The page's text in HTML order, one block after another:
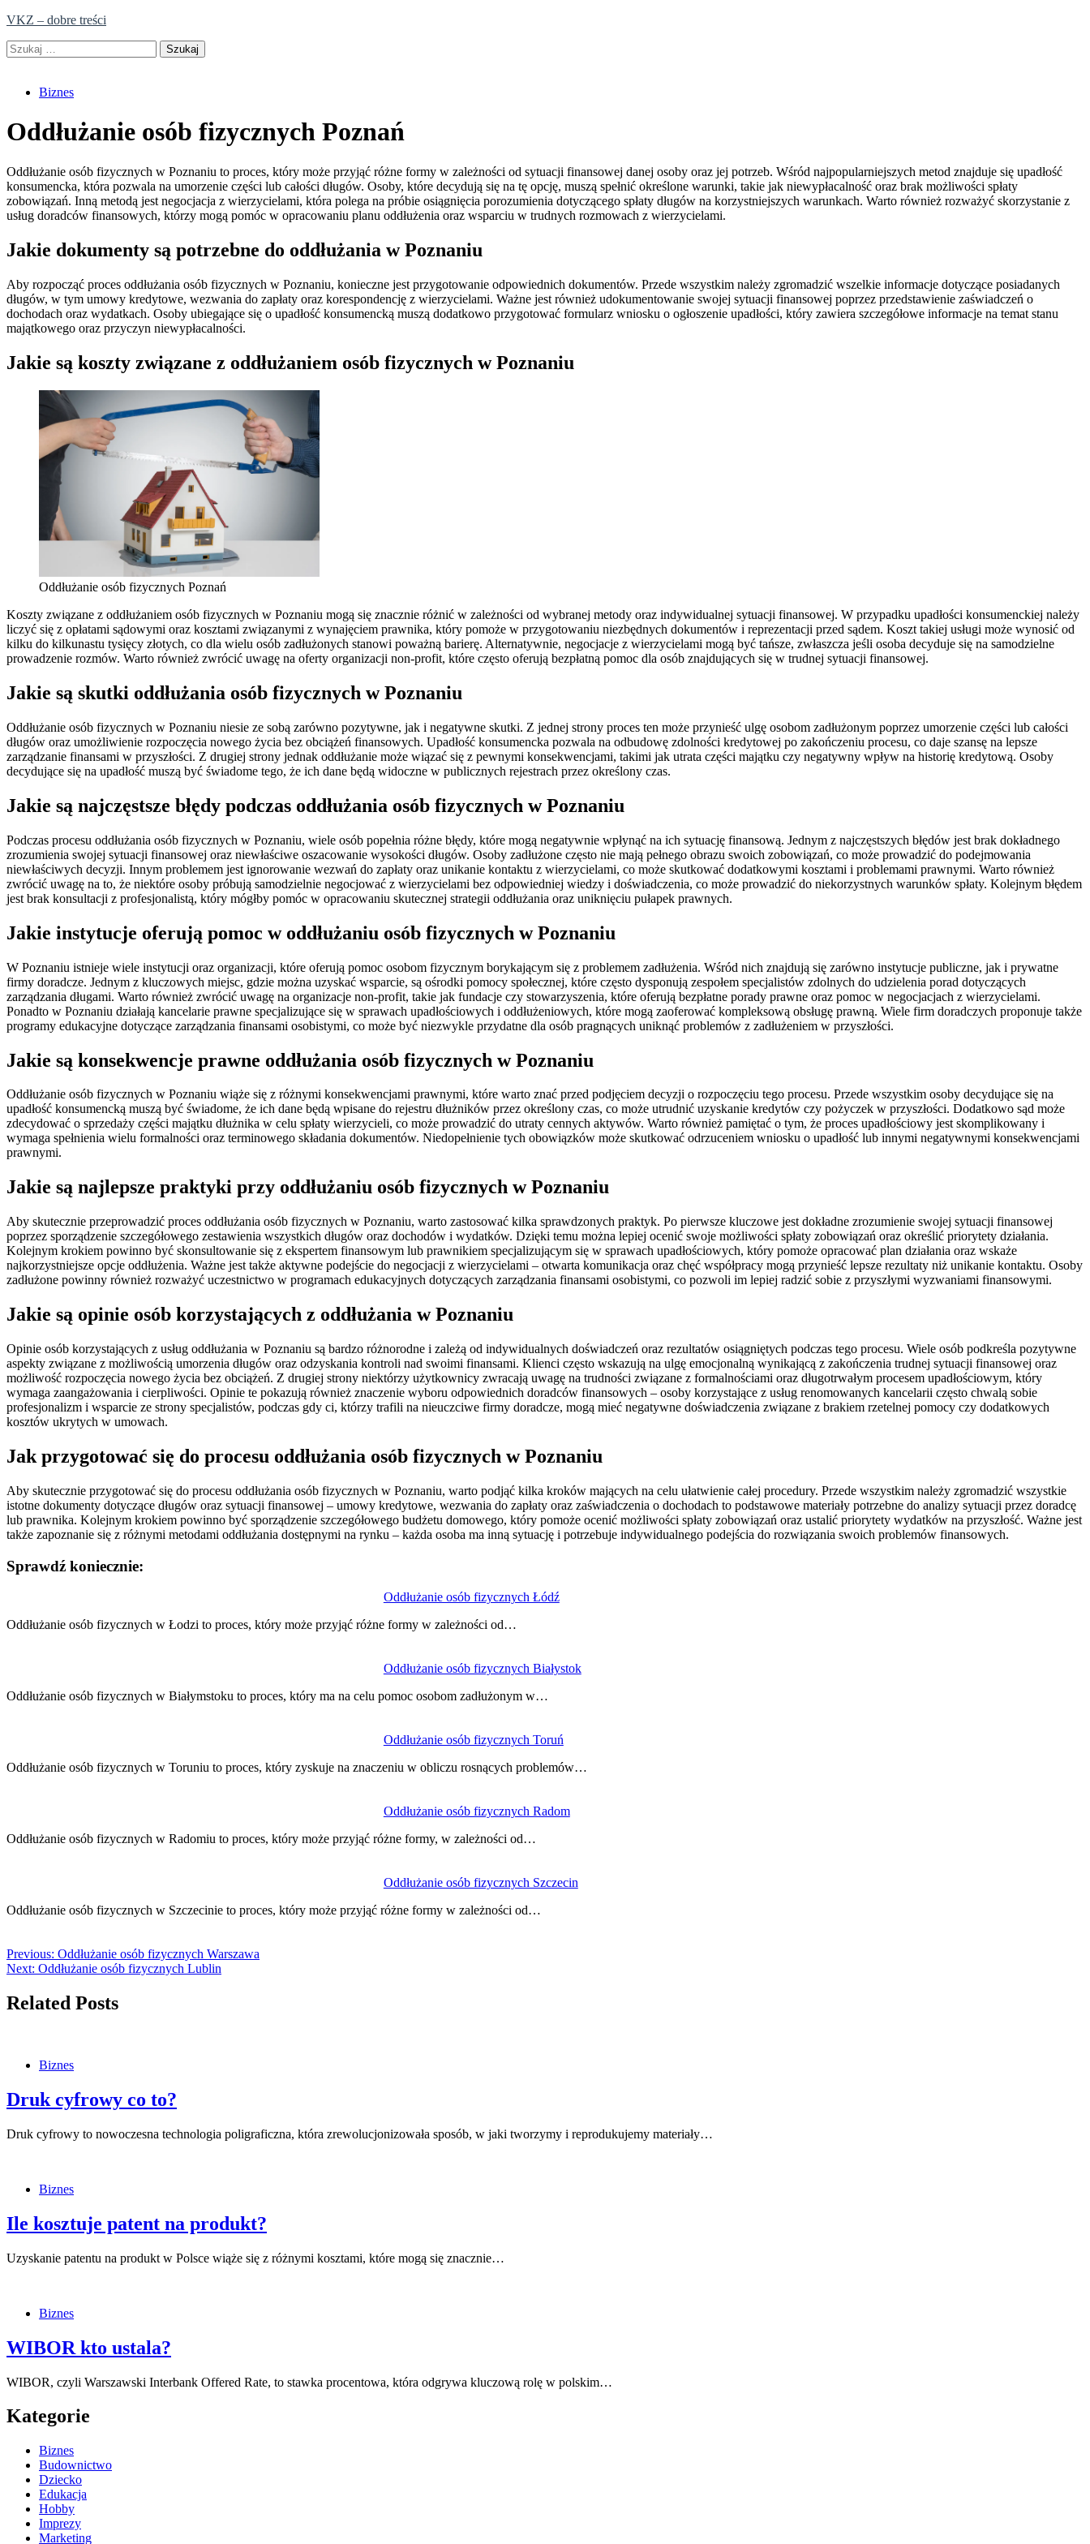
Skip
content
VKZ – dobre treści
Szukaj:
Biznes
Oddłużanie osób fizycznych Poznań
Oddłużanie osób fizycznych w Poznaniu to proces, który może przyjąć różne formy w zależności od sytuacji finansowej danej osoby oraz jej potrzeb. Wśród najpopularniejszych metod znajduje się upadłość
konsumencka, która pozwala na umorzenie części lub całości długów. Osoby, które decydują się na tę opcję, muszą spełnić określone warunki, takie jak niewypłacalność oraz brak możliwości spłaty
zobowiązań. Inną metodą jest negocjacja z wierzycielami, która polega na próbie osiągnięcia porozumienia dotyczącego spłaty długów na korzystniejszych warunkach. Warto również rozważyć skorzystanie z
usług doradców finansowych, którzy mogą pomóc w opracowaniu planu oddłużenia oraz wsparciu w trudnych rozmowach z wierzycielami.
Jakie dokumenty są potrzebne do oddłużania w Poznaniu
Aby rozpocząć proces oddłużania osób fizycznych w Poznaniu, konieczne jest przygotowanie odpowiednich dokumentów. Przede wszystkim należy zgromadzić wszelkie informacje dotyczące posiadanych
długów, w tym umowy kredytowe, wezwania do zapłaty oraz korespondencję z wierzycielami. Ważne jest również udokumentowanie swojej sytuacji finansowej poprzez przedstawienie zaświadczeń o
dochodach oraz wydatkach. Osoby ubiegające się o upadłość konsumencką muszą dodatkowo przygotować formularz wniosku o ogłoszenie upadłości, który zawiera szczegółowe informacje na temat stanu
majątkowego oraz przyczyn niewypłacalności.
Jakie są koszty związane z oddłużaniem osób fizycznych w Poznaniu
Oddłużanie osób fizycznych Poznań
Koszty związane z oddłużaniem osób fizycznych w Poznaniu mogą się znacznie różnić w zależności od wybranej metody oraz indywidualnej sytuacji finansowej. W przypadku upadłości konsumenckiej należy
liczyć się z opłatami sądowymi oraz kosztami związanymi z wynajęciem prawnika, który pomoże w przygotowaniu niezbędnych dokumentów i reprezentacji przed sądem. Koszt takiej usługi może wynosić od
kilku do kilkunastu tysięcy złotych, co dla wielu osób zadłużonych stanowi poważną barierę. Alternatywnie, negocjacje z wierzycielami mogą być tańsze, zwłaszcza jeśli osoba decyduje się na samodzielne
prowadzenie rozmów. Warto również zwrócić uwagę na oferty organizacji non-profit, które często oferują bezpłatną pomoc dla osób znajdujących się w trudnej sytuacji finansowej.
Jakie są skutki oddłużania osób fizycznych w Poznaniu
Oddłużanie osób fizycznych w Poznaniu niesie ze sobą zarówno pozytywne, jak i negatywne skutki. Z jednej strony proces ten może przynieść ulgę osobom zadłużonym poprzez umorzenie części lub całości
długów oraz umożliwienie rozpoczęcia nowego życia bez obciążeń finansowych. Upadłość konsumencka pozwala na odbudowę zdolności kredytowej po zakończeniu procesu, co daje szansę na lepsze
zarządzanie finansami w przyszłości. Z drugiej strony jednak oddłużanie może wiązać się z pewnymi konsekwencjami, takimi jak utrata części majątku czy negatywny wpływ na historię kredytową. Osoby
decydujące się na upadłość muszą być świadome tego, że ich dane będą widoczne w publicznych rejestrach przez określony czas.
Jakie są najczęstsze błędy podczas oddłużania osób fizycznych w Poznaniu
Podczas procesu oddłużania osób fizycznych w Poznaniu, wiele osób popełnia różne błędy, które mogą negatywnie wpłynąć na ich sytuację finansową. Jednym z najczęstszych błędów jest brak dokładnego
zrozumienia swojej sytuacji finansowej oraz niewłaściwe oszacowanie wysokości długów. Osoby zadłużone często nie mają pełnego obrazu swoich zobowiązań, co może prowadzić do podejmowania
niewłaściwych decyzji. Innym problemem jest ignorowanie wezwań do zapłaty oraz unikanie kontaktu z wierzycielami, co może skutkować dodatkowymi kosztami i problemami prawnymi. Warto również
zwrócić uwagę na to, że niektóre osoby próbują samodzielnie negocjować z wierzycielami bez odpowiedniej wiedzy i doświadczenia, co może prowadzić do niekorzystnych warunków spłaty. Kolejnym błędem
jest brak konsultacji z profesjonalistą, który mógłby pomóc w opracowaniu skutecznej strategii oddłużania oraz uniknięciu pułapek prawnych.
Jakie instytucje oferują pomoc w oddłużaniu osób fizycznych w Poznaniu
W Poznaniu istnieje wiele instytucji oraz organizacji, które oferują pomoc osobom fizycznym borykającym się z problemem zadłużenia. Wśród nich znajdują się zarówno instytucje publiczne, jak i prywatne
firmy doradcze. Jednym z kluczowych miejsc, gdzie można uzyskać wsparcie, są ośrodki pomocy społecznej, które często dysponują zespołem specjalistów zdolnych do udzielenia porad dotyczących
zarządzania długami. Warto również zwrócić uwagę na organizacje non-profit, takie jak fundacje czy stowarzyszenia, które oferują bezpłatne porady prawne oraz pomoc w negocjacjach z wierzycielami.
Ponadto w Poznaniu działają kancelarie prawne specjalizujące się w sprawach upadłościowych i oddłużeniowych, które mogą zaoferować kompleksową obsługę prawną. Wiele firm doradczych proponuje także
programy edukacyjne dotyczące zarządzania finansami osobistymi, co może być niezwykle przydatne dla osób pragnących uniknąć problemów z zadłużeniem w przyszłości.
Jakie są konsekwencje prawne oddłużania osób fizycznych w Poznaniu
Oddłużanie osób fizycznych w Poznaniu wiąże się z różnymi konsekwencjami prawnymi, które warto znać przed podjęciem decyzji o rozpoczęciu tego procesu. Przede wszystkim osoby decydujące się na
upadłość konsumencką muszą być świadome, że ich dane będą wpisane do rejestru dłużników przez określony czas, co może utrudnić uzyskanie kredytów czy pożyczek w przyszłości. Dodatkowo sąd może
zdecydować o sprzedaży części majątku dłużnika w celu spłaty wierzycieli, co może prowadzić do utraty cennych aktywów. Warto również pamiętać o tym, że proces upadłościowy jest skomplikowany i
wymaga spełnienia wielu formalności oraz terminowego składania dokumentów. Niedopełnienie tych obowiązków może skutkować odrzuceniem wniosku o upadłość lub innymi negatywnymi konsekwencjami
prawnymi.
Jakie są najlepsze praktyki przy oddłużaniu osób fizycznych w Poznaniu
Aby skutecznie przeprowadzić proces oddłużania osób fizycznych w Poznaniu, warto zastosować kilka sprawdzonych praktyk. Po pierwsze kluczowe jest dokładne zrozumienie swojej sytuacji finansowej
poprzez sporządzenie szczegółowego zestawienia wszystkich długów oraz dochodów i wydatków. Dzięki temu można lepiej ocenić swoje możliwości spłaty zobowiązań oraz określić priorytety działania.
Kolejnym krokiem powinno być skonsultowanie się z ekspertem finansowym lub prawnikiem specjalizującym się w sprawach upadłościowych, który pomoże opracować plan działania oraz wskaże
najkorzystniejsze opcje oddłużenia. Ważne jest także aktywne podejście do negocjacji z wierzycielami – otwarta komunikacja oraz chęć współpracy mogą przynieść lepsze rezultaty niż unikanie kontaktu. Osoby
zadłużone powinny również rozważyć uczestnictwo w programach edukacyjnych dotyczących zarządzania finansami osobistymi, co pozwoli im lepiej radzić sobie z przyszłymi wyzwaniami finansowymi.
Jakie są opinie osób korzystających z oddłużania w Poznaniu
Opinie osób korzystających z usług oddłużania w Poznaniu są bardzo różnorodne i zależą od indywidualnych doświadczeń oraz rezultatów osiągniętych podczas tego procesu. Wiele osób podkreśla pozytywne
aspekty związane z możliwością umorzenia długów oraz odzyskania kontroli nad swoimi finansami. Klienci często wskazują na ulgę emocjonalną wynikającą z zakończenia trudnej sytuacji finansowej oraz
możliwość rozpoczęcia nowego życia bez obciążeń. Z drugiej strony niektórzy użytkownicy zwracają uwagę na trudności związane z formalnościami oraz długotrwałym procesem upadłościowym, który
wymaga zaangażowania i cierpliwości. Opinie te pokazują również znaczenie wyboru odpowiednich doradców finansowych – osoby korzystające z usług renomowanych kancelarii często chwalą sobie
profesjonalizm i wsparcie ze strony specjalistów, podczas gdy ci, którzy trafili na nieuczciwe firmy doradcze, mogą mieć negatywne doświadczenia związane z brakiem rzetelnej pomocy czy dodatkowych
kosztów ukrytych w umowach.
Jak przygotować się do procesu oddłużania osób fizycznych w Poznaniu
Aby skutecznie przygotować się do procesu oddłużania osób fizycznych w Poznaniu, warto podjąć kilka kroków mających na celu ułatwienie całej procedury. Przede wszystkim należy zgromadzić wszystkie
istotne dokumenty dotyczące długów oraz sytuacji finansowej – umowy kredytowe, wezwania do zapłaty oraz zaświadczenia o dochodach to podstawowe materiały potrzebne do analizy sytuacji przez doradcę
lub prawnika. Kolejnym krokiem powinno być sporządzenie szczegółowego budżetu domowego, który pomoże ocenić możliwości spłaty zobowiązań oraz ustalić priorytety wydatków na przyszłość. Ważne jest
także zapoznanie się z różnymi metodami oddłużania dostępnymi na rynku – każda osoba ma inną sytuację i potrzebuje indywidualnego podejścia do rozwiązania swoich problemów finansowych.
Sprawdź koniecznie:
Oddłużanie osób fizycznych Łódź
Oddłużanie osób fizycznych w Łodzi to proces, który może przyjąć różne formy w zależności od…
Oddłużanie osób fizycznych Białystok
Oddłużanie osób fizycznych w Białymstoku to proces, który ma na celu pomoc osobom zadłużonym w…
Oddłużanie osób fizycznych Toruń
Oddłużanie osób fizycznych w Toruniu to proces, który zyskuje na znaczeniu w obliczu rosnących problemów…
Oddłużanie osób fizycznych Radom
Oddłużanie osób fizycznych w Radomiu to proces, który może przyjąć różne formy, w zależności od…
Oddłużanie osób fizycznych Szczecin
Oddłużanie osób fizycznych w Szczecinie to proces, który może przyjąć różne formy w zależności od…
wpisu
Previous: Oddłużanie osób fizycznych Warszawa
Next: Oddłużanie osób fizycznych Lublin
Related Posts
Biznes
Druk cyfrowy co to?
Druk cyfrowy to nowoczesna technologia poligraficzna, która zrewolucjonizowała sposób, w jaki tworzymy i reprodukujemy materiały…
Biznes
Ile kosztuje patent na produkt?
Uzyskanie patentu na produkt w Polsce wiąże się z różnymi kosztami, które mogą się znacznie…
Biznes
WIBOR kto ustala?
WIBOR, czyli Warszawski Interbank Offered Rate, to stawka procentowa, która odgrywa kluczową rolę w polskim…
Kategorie
Biznes
Budownictwo
Dziecko
Edukacja
Hobby
Imprezy
Marketing